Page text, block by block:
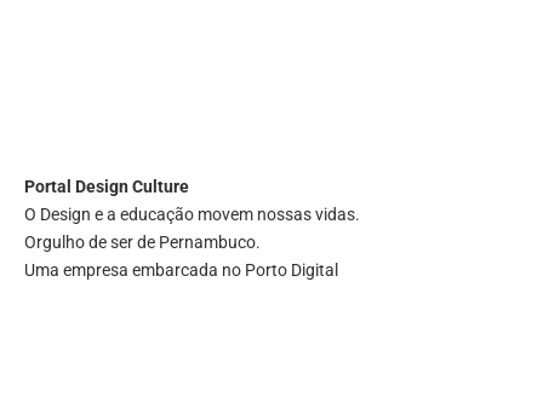
Portal Design Culture
O Design e a educação movem nossas vidas.
Orgulho de ser de Pernambuco.
Uma empresa embarcada no Porto Digital